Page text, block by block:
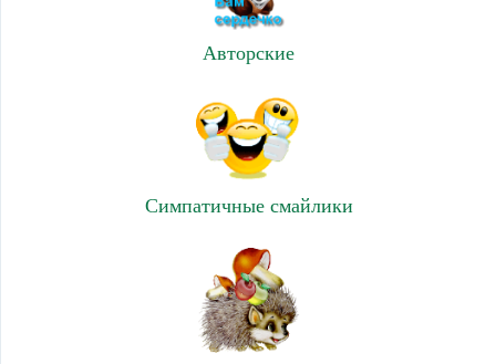
Авторские
Симпатичные смайлики